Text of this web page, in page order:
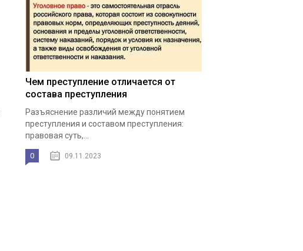
Чем преступление отличается от
состава преступления
Разъяснение различий между понятием
преступления и составом преступления:
правовая суть,...
0 09.11.2023